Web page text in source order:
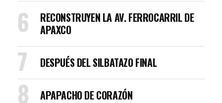
RECONSTRUYEN LA AV. FERROCARRIL DE
APAXCO
DESPUÉS DEL SILBATAZO FINAL
APAPACHO DE CORAZÓN